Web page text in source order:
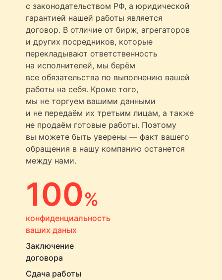
с законодательством РФ, а юридической
гарантией нашей работы является
договор. В отличие от бирж, агрегаторов
и других посредников, которые
перекладывают ответственность
на исполнителей, мы берём
все обязательства по выполнению вашей
работы на себя. Кроме того,
мы не торгуем вашими данными
и не передаём их третьим лицам, а также
не продаём готовые работы. Поэтому
вы можете быть уверены — факт вашего
обращения в нашу компанию останется
между нами.
100%
конфиденциальность
ваших даных
Заключение
договора
Сдача работы